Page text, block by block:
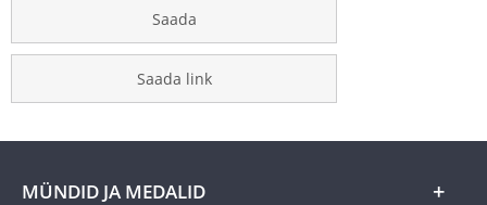
Saada
Saada link
MÜNDID JA MEDALID